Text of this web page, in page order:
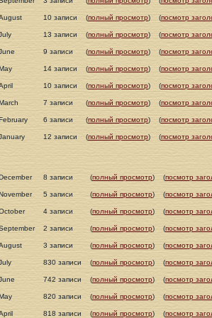
10 записи (полный просмотр) (посмотр
13 записи (полный просмотр) (посмотр
9 записи (полный просмотр) (посмотр
14 записи (полный просмотр) (посмотр
10 записи (полный просмотр) (посмотр
7 записи (полный просмотр) (посмотр
6 записи (полный просмотр) (посмотр
12 записи (полный просмотр) (посмотр
8 записи (полный просмотр) (посмотр
5 записи (полный просмотр) (посмотр
4 записи (полный просмотр) (посмотр
2 записи (полный просмотр) (посмотр
3 записи (полный просмотр) (посмотр
830 записи (полный просмотр) (посмотр
742 записи (полный просмотр) (посмотр
820 записи (полный просмотр) (посмотр
818 записи (полный просмотр) (посмотр